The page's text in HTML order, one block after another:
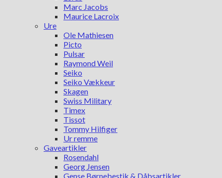
Marc Jacobs
Maurice Lacroix
Ure
Ole Mathiesen
Picto
Pulsar
Raymond Weil
Seiko
Seiko Vækkeur
Skagen
Swiss Military
Timex
Tissot
Tommy Hilfiger
Ur remme
Gaveartikler
Rosendahl
Georg Jensen
Gense Børnebestik & Dåbsartikler